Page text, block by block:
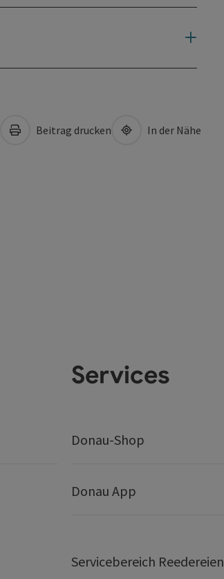
Beitrag drucken In der Nähe
Services
Donau-Shop
Donau App
Servicebereich Reedereien